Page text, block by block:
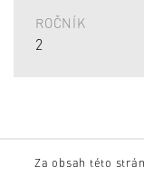
ROČNÍK
2
Za obsah této